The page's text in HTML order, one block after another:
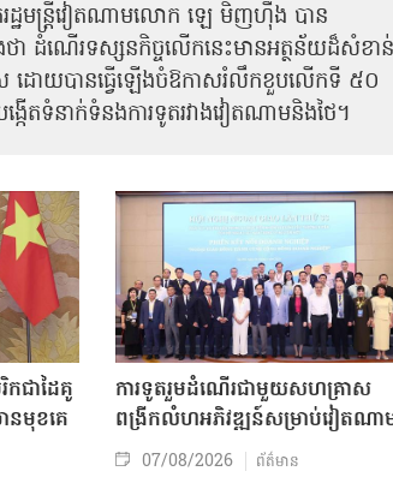
ដ្ឋមន្ត្រីវៀតណាមលោក ឡេ មិញហ៊ឹង បាន
ថា ដំណើរទស្សនកិច្ចលើកនេះមានអត្ថន័យដ៏សំខាន់
ដោយបានធ្វើឡើងចំឱកាសរំលឹកខួបលើកទី ៥០
ង្កើតទំនាក់ទំនងការទូតរវាងវៀតណាមនិងថៃ។
ជាដៃគូ
មុខគេ
ការទូតរួមដំណើរជាមួយសហគ្រាស
ពង្រីកលំហអភិវឌ្ឍន៍សម្រាប់វៀតណា
07/08/2026 ព័ត៌មាន